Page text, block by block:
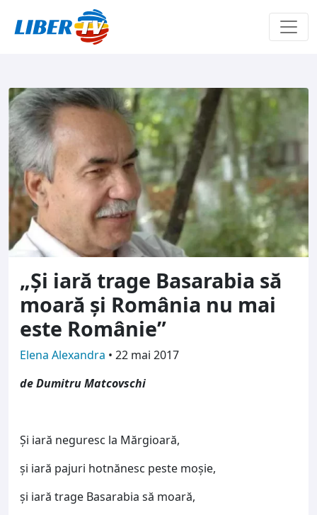
„Şi iară trage Basarabia să
moară şi România nu mai
este Românie”
Elena Alexandra • 22 mai 2017
de Dumitru Matcovschi
Şi iară neguresc la Mărgioară,
şi iară pajuri hotnănesc peste moșie,
şi iară trage Basarabia să moară,